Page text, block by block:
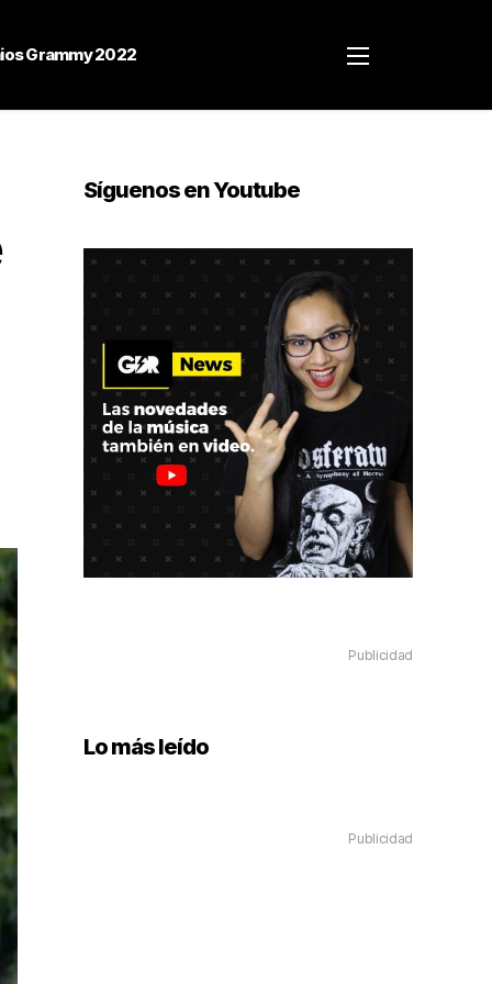
Grammy 2022
Síguenos en Youtube
Publicidad
Lo más leído
Publicidad